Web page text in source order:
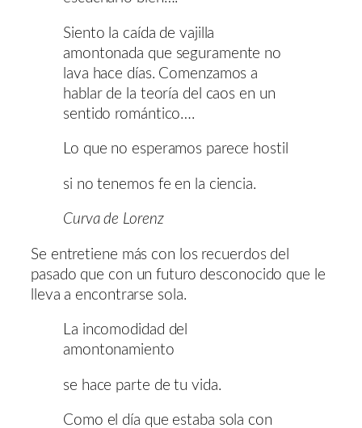
Siento la caída de vajilla
amontonada que seguramente no
lava hace días. Comenzamos a
hablar de la teoría del caos en un
sentido romántico….
Lo que no esperamos parece hostil
si no tenemos fe en la ciencia.
Curva de Lorenz
Se entretiene más con los recuerdos del
pasado que con un futuro desconocido que le
lleva a encontrarse sola.
La incomodidad del
amontonamiento
se hace parte de tu vida.
Como el día que estaba sola con